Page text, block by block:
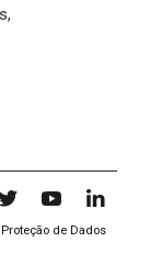
Proteção de Dados